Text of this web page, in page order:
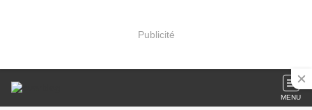
Publicité
MENU